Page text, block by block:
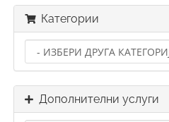
Категории
Дополнителни услуги